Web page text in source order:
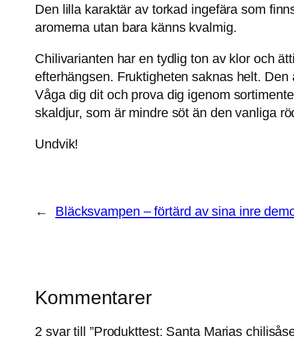
Den lilla karaktär av torkad ingefära som
aromerna utan bara känns kvalmig.
Chilivarianten har en tydlig ton av klor och
efterhängsen. Fruktigheten saknas helt.
Våga dig dit och prova dig igenom
skaldjur, som är mindre söt än den vanliga
Undvik!
← Bläcksvampen – förtärd av sina inre
Kommentarer
2 svar till ”Produkttest: Santa Marias